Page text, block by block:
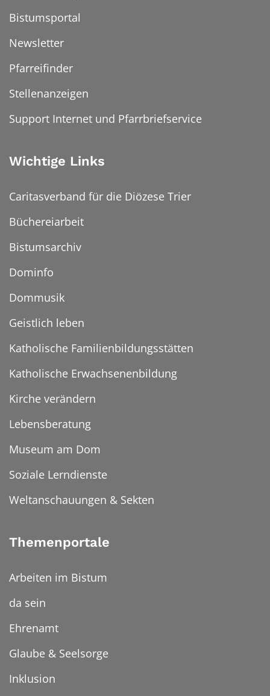
Bistumsportal
Newsletter
Pfarreifinder
Stellenanzeigen
Support Internet und Pfarrbriefservice
Wichtige Links
Caritasverband für die Diözese Trier
Büchereiarbeit
Bistumsarchiv
Dominfo
Dommusik
Geistlich leben
Katholische Familienbildungsstätten
Katholische Erwachsenenbildung
Kirche verändern
Lebensberatung
Museum am Dom
Soziale Lerndienste
Weltanschauungen & Sekten
Themenportale
Arbeiten im Bistum
da sein
Ehrenamt
Glaube & Seelsorge
Inklusion